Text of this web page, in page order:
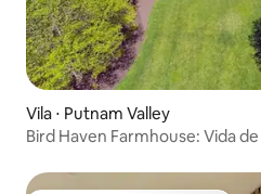
Vila ⋅ Putnam Valley
Bird Haven Farmhouse: Vida